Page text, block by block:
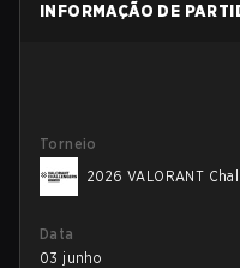
INFORMAÇÃO DE
Torneio
2026 VALORANT
Data
03 junho